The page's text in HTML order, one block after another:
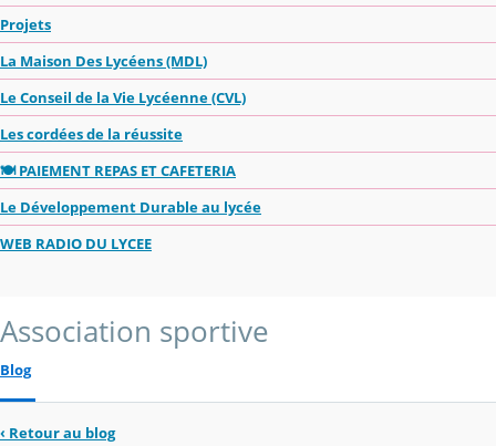
Projets
La Maison Des Lycéens (MDL)
Le Conseil de la Vie Lycéenne (CVL)
Les cordées de la réussite
🍽️ PAIEMENT REPAS ET CAFETERIA
Le Développement Durable au lycée
WEB RADIO DU LYCEE
Association sportive
Blog
‹ Retour au blog